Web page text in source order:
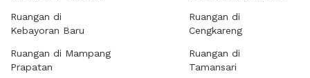
Ruangan di
Kebayoran Baru
Ruangan di Mampang
Prapatan
Ruangan di
Cengkareng
Ruangan di
Tamansari